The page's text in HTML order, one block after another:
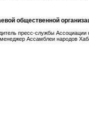
общественной
пресс-службы
, менеджер Ассамблеи народов